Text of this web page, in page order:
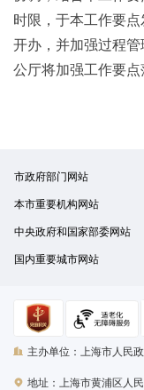
时限，于本工作要
开办，并加强过程
公厅将加强工作要点
市政府部门网站
本市重要机构网站
中央政府和国家部委网站
国内重要城市网站
主办单位：上海市人民
地址：上海市黄浦区人